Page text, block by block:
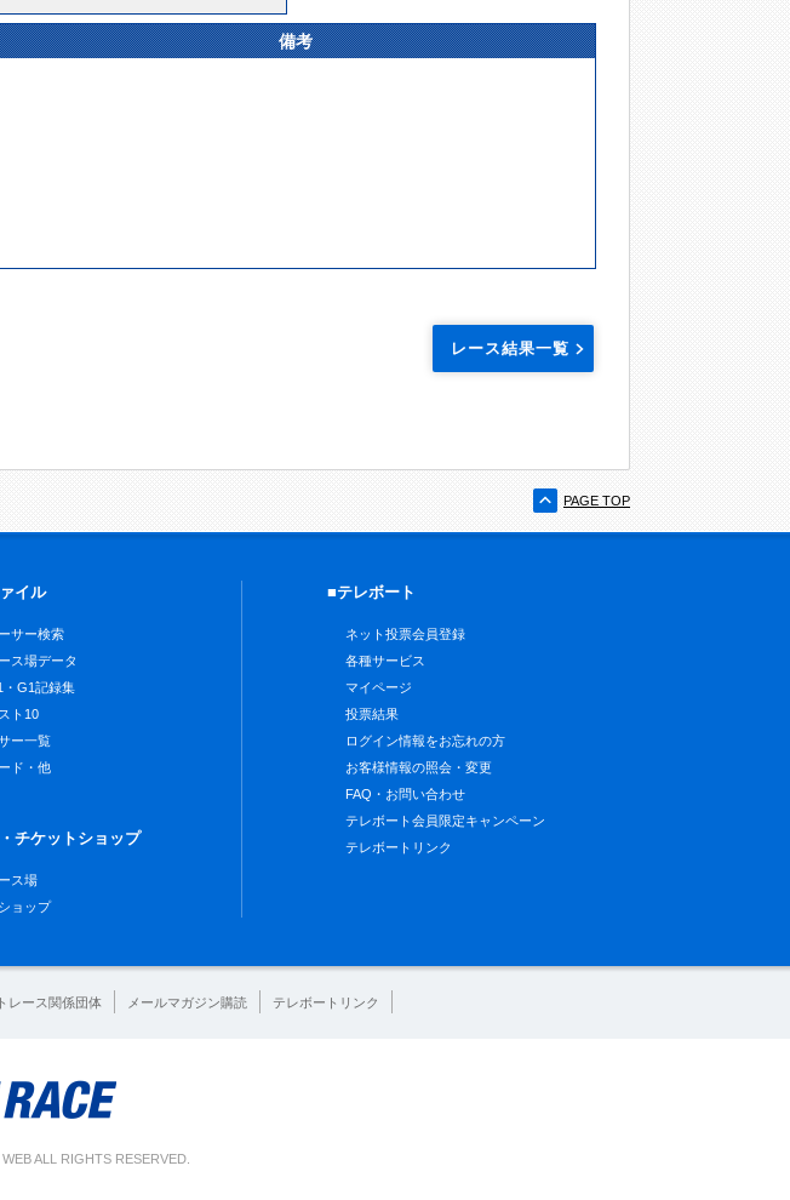
備考
レース結果一覧
PAGE TOP
イル
サー検索
ス場データ
・G1記録集
ト10
ー一覧
ド・他
チケットショップ
ス場
ョップ
■テレボート
ネット投票会員登録
各種サービス
マイページ
投票結果
ログイン情報をお忘れの方
お客様情報の照会・変更
FAQ・お問い合わせ
テレボート会員限定キャンペーン
テレボートリンク
レース関係団体 メールマガジン購読 テレボートリンク
ALL RIGHTS RESERVED.